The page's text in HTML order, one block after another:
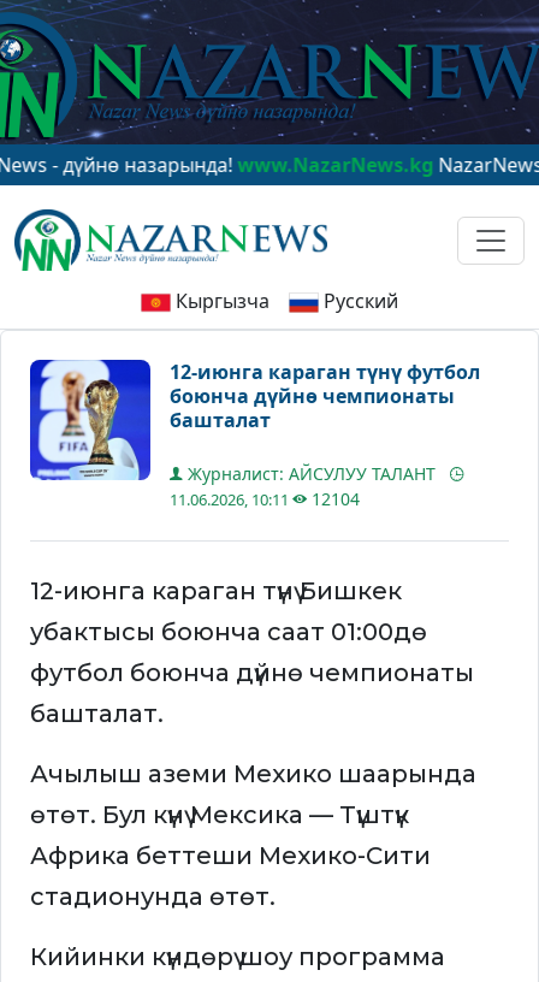
назарында!www.NazarNews.kgNazarNews - в
Кыргызча Русский
12-июнга караган түнү футбол
боюнча дүйнө чемпионаты
башталат
Журналист: АЙСУЛУУ ТАЛАНТ
11.06.2026, 10:11 12104
12-июнга караган түнү Бишкек
убактысы боюнча саат 01:00дө
футбол боюнча дүйнө чемпионаты
башталат.
Ачылыш аземи Мехико шаарында
өтөт. Бул күнү Мексика — Түштүк
Африка беттеши Мехико-Сити
стадионунда өтөт.
Кийинки күндөрү шоу программа